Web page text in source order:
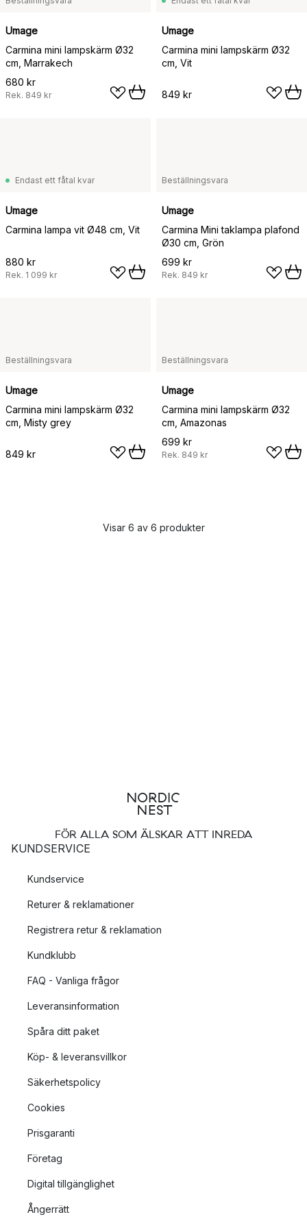
Umage
Carmina mini lampskärm Ø32
cm, Marrakech
680 kr
Rek. 849 kr
Umage
Carmina mini lampskärm Ø32
cm, Vit
849 kr
Endast ett fåtal kvar
Umage
Carmina lampa vit Ø48 cm, Vit
880 kr
Rek. 1 099 kr
Beställningsvara
Umage
Carmina Mini taklampa plafond
Ø30 cm, Grön
699 kr
Rek. 849 kr
Beställningsvara
Umage
Carmina mini lampskärm Ø32
cm, Misty grey
849 kr
Beställningsvara
Umage
Carmina mini lampskärm Ø32
cm, Amazonas
699 kr
Rek. 849 kr
Visar 6 av 6 produkter
FÖR ALLA SOM ÄLSKAR ATT INREDA
KUNDSERVICE
Kundservice
Returer & reklamationer
Registrera retur & reklamation
Kundklubb
FAQ - Vanliga frågor
Leveransinformation
Spåra ditt paket
Köp- & leveransvillkor
Säkerhetspolicy
Cookies
Prisgaranti
Företag
Digital tillgänglighet
Ångerrätt